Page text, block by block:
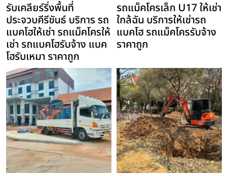
รับเคลียร์ริ่งพื้นที่
ประจวบคีรีขันธ์ บริการ รถ
แบคโฮให้เช่า รถแม็คโครให้
เช่า รถแบคโฮรับจ้าง แบค
โฮรับเหมา ราคาถูก
รถแม็คโครเล็ก U17 ให้เช่า
ใกล้ฉัน บริการให้เช่ารถ
แบคโฮ รถแม็คโครรับจ้าง
ราคาถูก